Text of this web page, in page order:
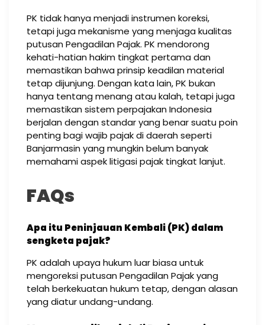
PK tidak hanya menjadi instrumen koreksi,
tetapi juga mekanisme yang menjaga kualitas
putusan Pengadilan Pajak. PK mendorong
kehati-hatian hakim tingkat pertama dan
memastikan bahwa prinsip keadilan material
tetap dijunjung. Dengan kata lain, PK bukan
hanya tentang menang atau kalah, tetapi juga
memastikan sistem perpajakan Indonesia
berjalan dengan standar yang benar suatu poin
penting bagi wajib pajak di daerah seperti
Banjarmasin yang mungkin belum banyak
memahami aspek litigasi pajak tingkat lanjut.
FAQs
Apa itu Peninjauan Kembali (PK) dalam
sengketa pajak?
PK adalah upaya hukum luar biasa untuk
mengoreksi putusan Pengadilan Pajak yang
telah berkekuatan hukum tetap, dengan alasan
yang diatur undang-undang.